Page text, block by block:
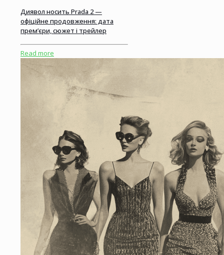
Диявол носить Prada 2 —
офіційне продовження: дата
прем’єри, сюжет і трейлер
Read more